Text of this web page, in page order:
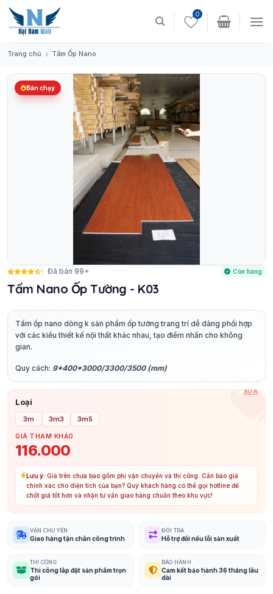
Skip
content
0
Trang chủ Tấm Ốp Nano
Bán chạy
Đã bán 99+ Còn hàng
Tấm Nano Ốp Tường - K03
Tấm ốp nano dòng k sản phẩm ốp tường trang trí dễ dàng phối hợp
với các kiểu thiết kế nội thất khác nhau, tạo điểm nhấn cho không
gian.
Quy cách: 9*400*3000/3300/3500 (mm)
Loại
3m 3m3 3m5
XÓA
GIÁ THAM KHẢO
116.000
Lưu ý: Giá trên chưa bao gồm phí vận chuyển và thi công. Cần báo giá
chính xác cho diện tích của bạn? Quý khách hàng có thể gọi hotline để
chốt giá tốt hơn và nhận tư vấn giao hàng chuẩn theo khu vực!
VẬN CHUYỂN
Giao hàng tận chân công trình
ĐỔI TRẢ
Hỗ trợ đổi nếu lỗi sản xuất
THI CÔNG
Thi công lắp đặt sản phẩm trọn
gói
BẢO HÀNH
Cam kết bảo hành 36 tháng lâu
dài